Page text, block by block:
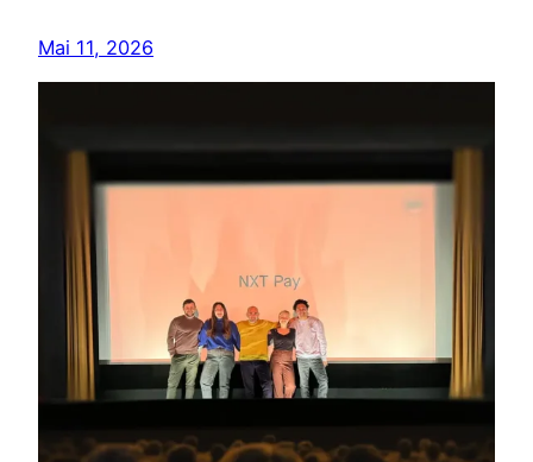
Mai 11, 2026